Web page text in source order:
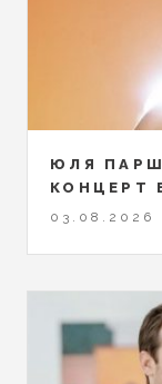
ЮЛЯ
КОНЦЕРТ
03.08.2026